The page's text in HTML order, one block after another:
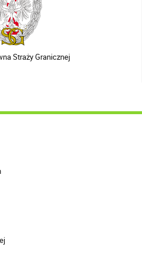
Straży Granicznej